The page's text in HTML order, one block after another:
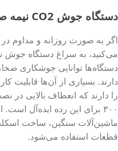
دستگاه جوش CO2 نیمه صنعتی (۲۰۰ تا ۳۰۰ آمپر)
اگر به صورت روزانه و مداوم
می‌کنید، به سراغ دستگاه جوش
دارند. بسیاری از آن‌ها قابلیت
۳۰۰ برای این رده ایده‌آل
ماشین‌آلات سنگین، ساخت
قطعات استفاده می‌شود.